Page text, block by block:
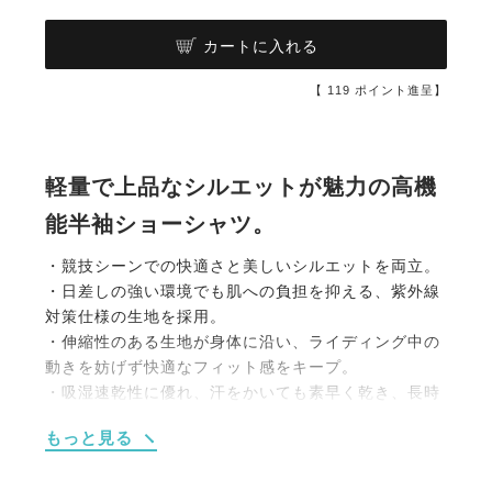
カートに入れる
【 119 ポイント進呈】
軽量で上品なシルエットが魅力の高機
能半袖ショーシャツ。
・競技シーンでの快適さと美しいシルエットを両立。
・日差しの強い環境でも肌への負担を抑える、紫外線
対策仕様の生地を採用。
・伸縮性のある生地が身体に沿い、ライディング中の
動きを妨げず快適なフィット感をキープ。
・吸湿速乾性に優れ、汗をかいても素早く乾き、長時
・首元はすっきりとしたスタンドカラーで、ジャケッ
もっと見る